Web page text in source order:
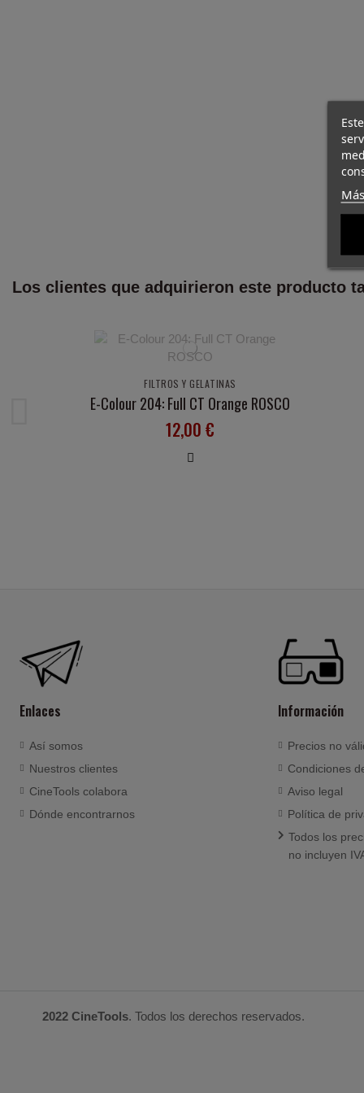
Los clientes que adquirieron este producto
FILTROS Y GELATINAS
E-Colour 204: Full CT Orange ROSCO
12,00 €
Enlaces
Así somos
Nuestros clientes
CineTools colabora
Dónde encontrarnos
Información
Precios no
Condiciones
Aviso legal
Política de
Todos los
no incluyen
2022 CineTools. Todos los derechos reservados.